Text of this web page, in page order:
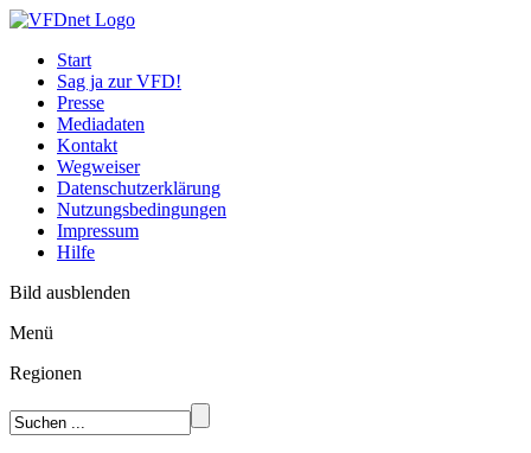
Start
Sag ja zur VFD!
Presse
Mediadaten
Kontakt
Wegweiser
Datenschutzerklärung
Nutzungsbedingungen
Impressum
Hilfe
Bild ausblenden
Menü
Regionen